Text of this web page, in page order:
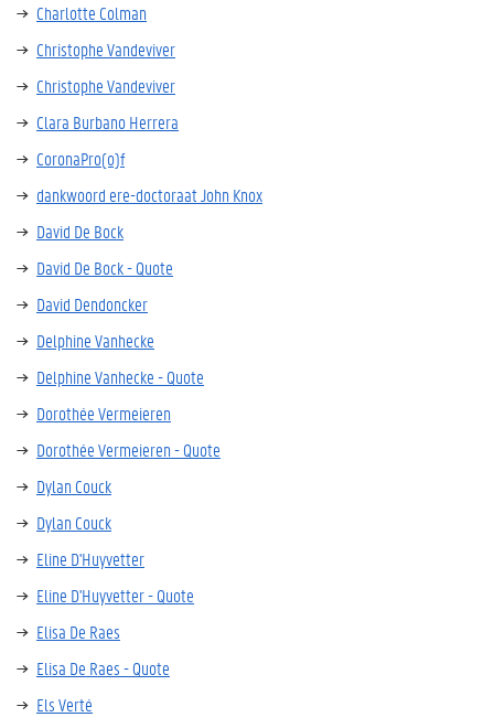
Charlotte Colman
Christophe Vandeviver
Christophe Vandeviver
Clara Burbano Herrera
CoronaPro(o)f
dankwoord ere-doctoraat John Knox
David De Bock
David De Bock - Quote
David Dendoncker
Delphine Vanhecke
Delphine Vanhecke - Quote
Dorothée Vermeieren
Dorothée Vermeieren - Quote
Dylan Couck
Dylan Couck
Eline D'Huyvetter
Eline D'Huyvetter - Quote
Elisa De Raes
Elisa De Raes - Quote
Els Verté